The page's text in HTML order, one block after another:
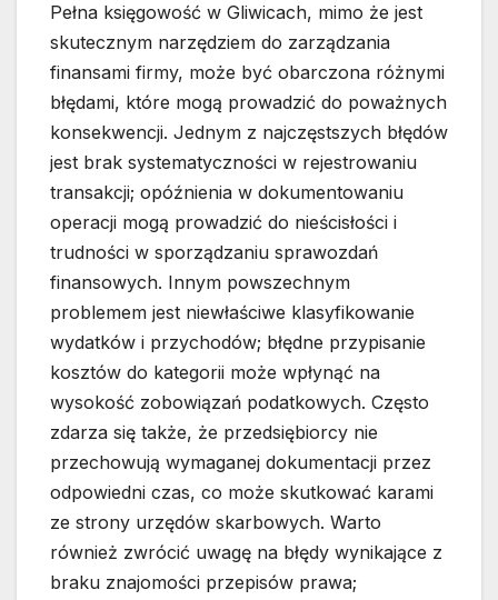
Pełna księgowość w Gliwicach, mimo że jest
skutecznym narzędziem do zarządzania
finansami firmy, może być obarczona różnymi
błędami, które mogą prowadzić do poważnych
konsekwencji. Jednym z najczęstszych błędów
jest brak systematyczności w rejestrowaniu
transakcji; opóźnienia w dokumentowaniu
operacji mogą prowadzić do nieścisłości i
trudności w sporządzaniu sprawozdań
finansowych. Innym powszechnym
problemem jest niewłaściwe klasyfikowanie
wydatków i przychodów; błędne przypisanie
kosztów do kategorii może wpłynąć na
wysokość zobowiązań podatkowych. Często
zdarza się także, że przedsiębiorcy nie
przechowują wymaganej dokumentacji przez
odpowiedni czas, co może skutkować karami
ze strony urzędów skarbowych. Warto
również zwrócić uwagę na błędy wynikające z
braku znajomości przepisów prawa;